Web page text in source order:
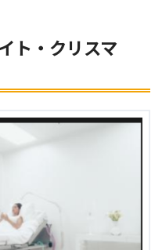
ト・クリスマ